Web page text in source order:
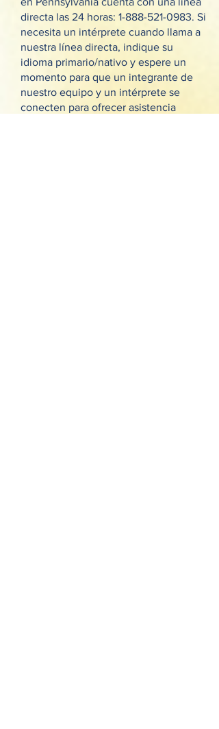
directa las 24 horas: 1-888-521-0983. Si
necesita un intérprete cuando llama a
nuestra línea directa, indique su
idioma primario/nativo y espere un
momento para que un integrante de
nuestro equipo y un intérprete se
conecten para ofrecer asistencia